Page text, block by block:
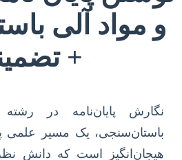
و مواد آلی
+
نگارش پایان‌نامه در
باستان‌سنجی، یک مسیر علمی
هیجان‌انگیز است که دانش